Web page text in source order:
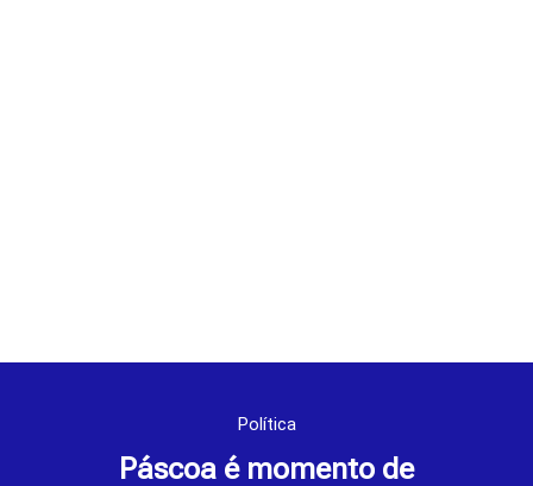
Política
Páscoa é momento de